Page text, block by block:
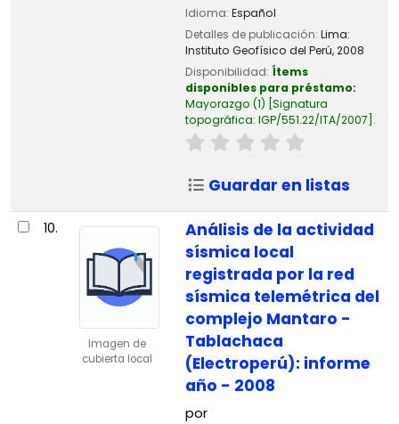
Idioma: Español
Detalles de publicación: Lima:
Instituto Geofísico del Perú,2008
Disponibilidad: Ítems
disponibles para préstamo:
Mayorazgo (1) Signatura
topográfica: IGP/551.22/ITA/2007 .
Guardar en listas
10.
Imagen de
cubierta local
Análisis de la actividad
sísmica local
registrada por la red
sísmica telemétrica del
complejo Mantaro -
Tablachaca
(Electroperú): informe
año - 2008
por